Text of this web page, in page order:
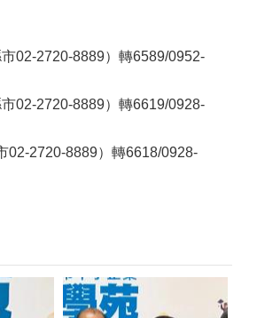
02-2720-8889）轉6589/0952-
02-2720-8889）轉6619/0928-
02-2720-8889）轉6618/0928-